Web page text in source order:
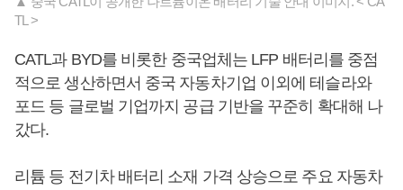
TL >
CATL과 BYD를 비롯한 중국업체는 LFP 배터리를 중점
적으로 생산하면서 중국 자동차기업 이외에 테슬라와
포드 등 글로벌 기업까지 공급 기반을 꾸준히 확대해 나
갔다.
리튬 등 전기차 배터리 소재 가격 상승으로 주요 자동차